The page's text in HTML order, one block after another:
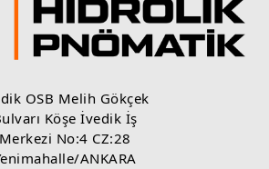
OSB Melih Gökçek
Köşe İvedik İş
Merkezi No:4 CZ:28
ANKARA